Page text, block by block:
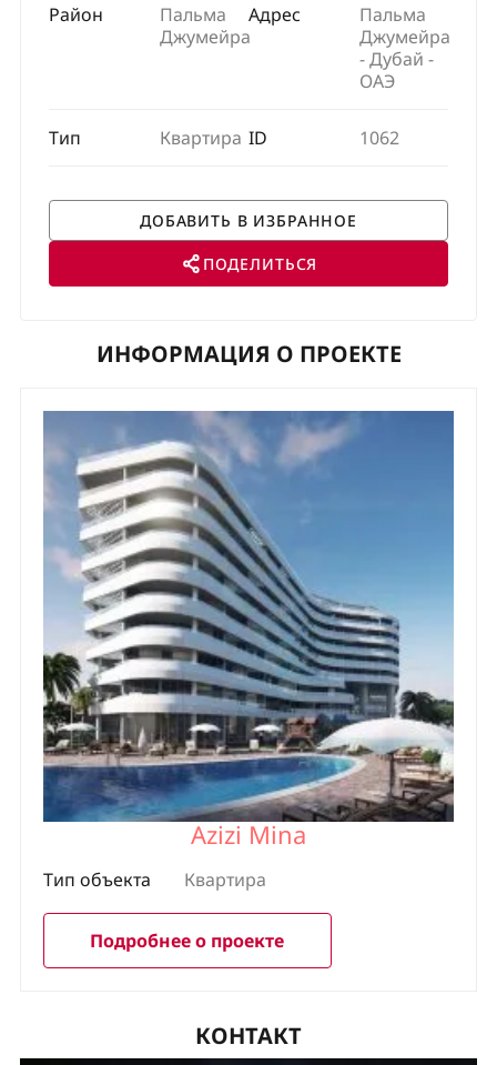
Район
Пальма
Джумейра
Адрес
Пальма
Джумейра
- Дубай -
ОАЭ
Тип Квартира ID 1062
ПОДЕЛИТЬСЯ
ИНФОРМАЦИЯ О ПРОЕКТЕ
Azizi Mina
Тип объекта Квартира
Подробнее о проекте
КОНТАКТ